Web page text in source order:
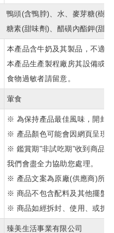
鴨頭(含鴨脖)、水、麥芽糖(樹
糖素(甜味劑)、醋磺內酯鉀(甜
本產品含牛奶及其製品，不適
本產品生產製程廠房其設備或
食物過敏者請留意。
葷食
※ 為保持產品最佳風味，開封
※ 產品顏色可能會因網頁呈現
※ 鑑賞期"非試吃期"收到商品
我們會盡全力協助您處理。
※ 產品文案為原廠(供應商)所
※ 商品不包含配料及其他擺盤
※ 商品如經拆封、使用、或拆
臻美生活事業有限公司